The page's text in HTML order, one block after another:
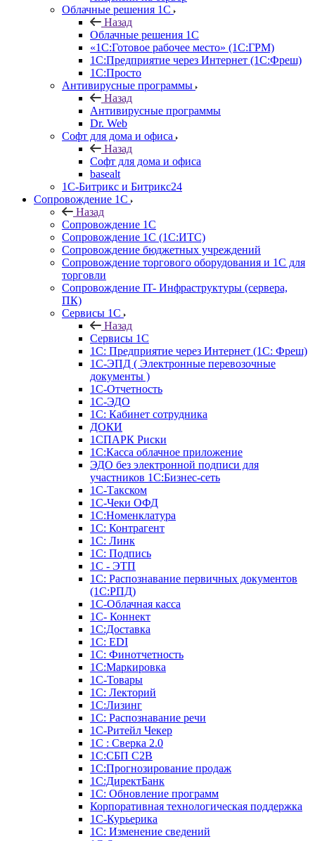
Облачные решения 1С
Назад
Облачные решения 1С
«1C:Готовое рабочее место» (1С:ГРМ)
1С:Предприятие через Интернет (1С:Фреш)
1С:Просто
Антивирусные программы
Назад
Антивирусные программы
Dr. Web
Софт для дома и офиса
Назад
Софт для дома и офиса
basealt
1С-Битрикс и Битрикс24
Сопровождение 1С
Назад
Сопровождение 1С
Сопровождение 1С (1С:ИТС)
Сопровождение бюджетных учреждений
Сопровождение торгового оборудования и 1С для
торговли
Сопровождение IT- Инфраструктуры (сервера,
ПК)
Сервисы 1С
Назад
Сервисы 1С
1С: Предприятие через Интернет (1С: Фреш)
1С-ЭПД ( Электронные перевозочные
документы )
1С-Отчетность
1С-ЭДО
1С: Кабинет сотрудника
ДОКИ
1СПАРК Риски
1С:Касса облачное приложение
ЭДО без электронной подписи для
участников 1С:Бизнес-сеть
1С-Такском
1С-Чеки ОФД
1С:Номенклатура
1С: Контрагент
1С: Линк
1С: Подпись
1С - ЭТП
1С: Распознавание первичных документов
(1С:РПД)
1С-Облачная касса
1С- Коннект
1С:Доставка
1С: EDI
1С: Финотчетность
1С:Маркировка
1С-Товары
1С: Лекторий
1С:Лизинг
1С: Распознавание речи
1C-Ритейл Чекер
1С : Сверка 2.0
1С:СБП C2B
1С:Прогнозирование продаж
1С:ДиректБанк
1С: Обновление программ
Корпоративная технологическая поддержка
1С-Курьерика
1С: Изменение сведений